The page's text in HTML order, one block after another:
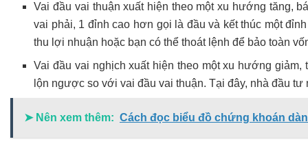
Vai đầu vai thuận xuất hiện theo một xu hướng tăng,
vai phải, 1 đỉnh cao hơn gọi là đầu và kết thúc một
thu lợi nhuận hoặc bạn có thể thoát lệnh để bảo toàn
Vai đầu vai nghịch xuất hiện theo một xu hướng
lộn ngược so với vai đầu vai thuận. Tại đây, nhà đầu
➤ Nên xem thêm: Cách đọc biểu đồ chứng khoán